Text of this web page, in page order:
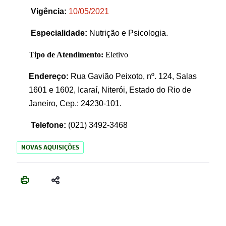
Vigência: 10/05/2021
Especialidade: Nutrição e Psicologia.
Tipo de Atendimento: Eletivo
Endereço: Rua Gavião Peixoto, nº. 124, Salas
1601 e 1602, Icaraí, Niterói, Estado do Rio de
Janeiro, Cep.: 24230-101.
Telefone: (021) 3492-3468
NOVAS AQUISIÇÕES